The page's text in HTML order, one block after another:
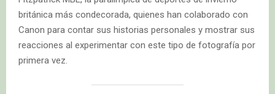
británica más condecorada, quienes han colaborado con
Canon para contar sus historias personales y mostrar sus
reacciones al experimentar con este tipo de fotografía por
primera vez.